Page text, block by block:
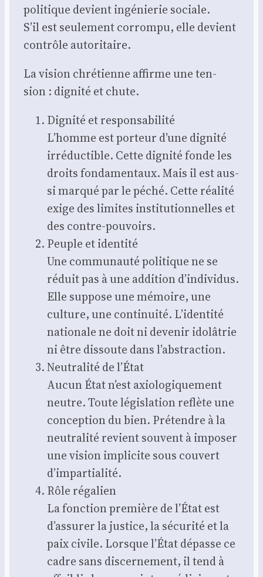
poli­tique devient ingé­nie­rie sociale.
S’il est seule­ment cor­rom­pu, elle devient
contrôle auto­ri­taire.
La vision chré­tienne affirme une ten­
sion : digni­té et chute.
Digni­té et res­pon­sa­bi­li­té
L’homme est por­teur d’une digni­té
irré­duc­tible. Cette digni­té fonde les
droits fon­da­men­taux. Mais il est aus­
si mar­qué par le péché. Cette réa­li­té
exige des limites ins­ti­tu­tion­nelles et
des contre-pou­voirs.
Peuple et iden­ti­té
Une com­mu­nau­té poli­tique ne se
réduit pas à une addi­tion d’individus.
Elle sup­pose une mémoire, une
culture, une conti­nui­té. L’identité
natio­nale ne doit ni deve­nir ido­lâ­trie
ni être dis­soute dans l’abstraction.
Neu­tra­li­té de l’État
Aucun État n’est axio­lo­gi­que­ment
neutre. Toute légis­la­tion reflète une
concep­tion du bien. Pré­tendre à la
neu­tra­li­té revient sou­vent à impo­ser
une vision impli­cite sous cou­vert
d’impartialité.
Rôle réga­lien
La fonc­tion pre­mière de l’État est
d’assurer la jus­tice, la sécu­ri­té et la
paix civile. Lorsque l’État dépasse ce
cadre sans dis­cer­ne­ment, il tend à